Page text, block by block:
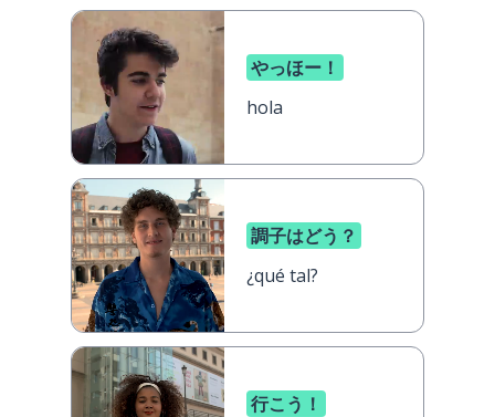
やっほー！
hola
調子はどう？
¿qué tal?
行こう！